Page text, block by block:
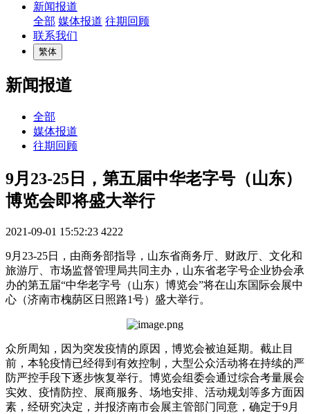
新闻报道
全部 媒体报道 往期回顾
联系我们
繁体
新闻报道
全部
媒体报道
往期回顾
9月23-25日，第五届中华老字号（山东）
博览会即将盛大举行
2021-09-01 15:52:23 4222
9月23-25日，由商务部指导，山东省商务厅、财政厅、文化和
旅游厅、市场监督管理局共同主办，山东省老字号企业协会承
办的第五届“中华老字号（山东）博览会”将在山东国际会展中
心（济南市槐荫区日照路1号）盛大举行。
众所周知，因为突发疫情的原因，博览会被迫延期。截止目
前，本轮疫情已经得到有效控制，大型公众活动将在持续的严
防严控手段下逐步恢复举行。博览会组委会通过综合考量展会
实效、疫情防控、展商服务、场地安排、活动规划等多方面因
素，经研究决定，并报济南市会展主管部门同意，确定于9月